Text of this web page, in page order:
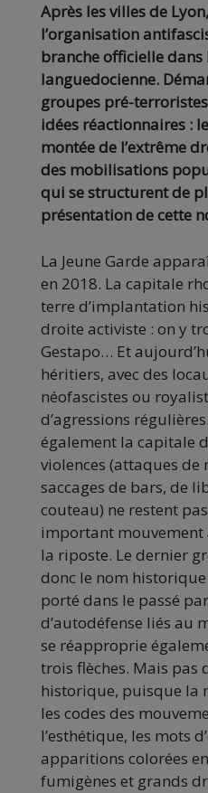
Après les villes de
l’organisation
branche officielle dans
languedocienne.
groupes pré-
idées réactionnaires :
montée de l’extrême
des mobilisations
qui se structurent de
présentation de cette
La Jeune Garde
en 2018. La capitale
terre d’implantation
droite activiste : on y
Gestapo… Et
héritiers, avec des
néofascistes ou
d’agressions
également la capitale
violences (attaques de
saccages de bars, de
couteau) ne restent
important mouvement
la riposte. Le dernier
donc le nom historique
porté dans le passé
d’autodéfense liés au
se réapproprie
trois flèches. Mais pas
historique, puisque la
les codes des
l’esthétique, les mots
apparitions colorées
fumigènes et grands